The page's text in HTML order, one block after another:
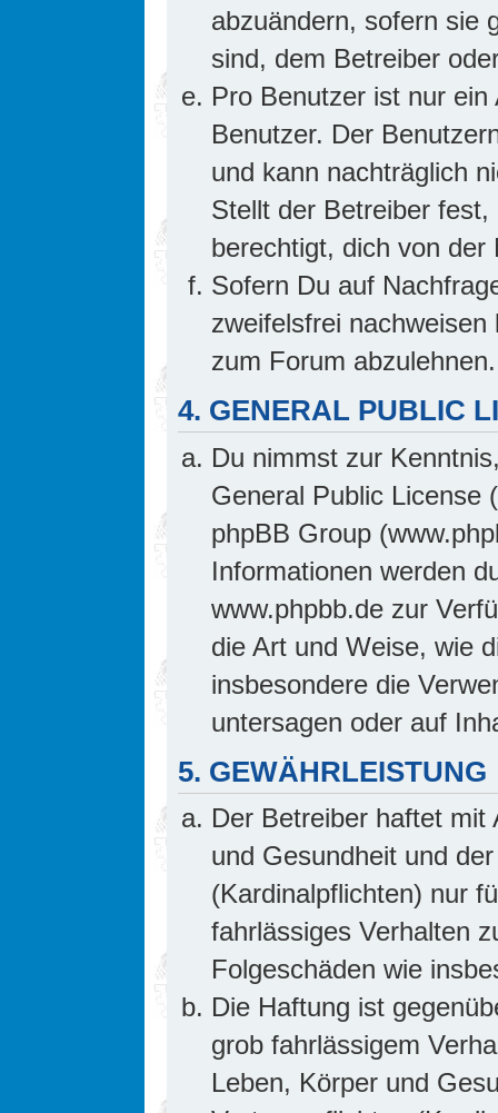
abzuändern, sofern sie
sind, dem Betreiber
Pro Benutzer ist nur
Benutzer. Der
und kann nachträglich
Stellt der Betreiber
berechtigt, dich von
Sofern Du auf
zweifelsfrei
zum Forum abzulehnen.
4. GENERAL PUBLIC
Du nimmst zur
General Public License
phpBB Group
Informationen werden
www.phpbb.de zur
die Art und Weise, wie
insbesondere die
untersagen oder auf
5. GEWÄHRLEISTUNG
Der Betreiber haftet mit
und Gesundheit und
(Kardinalpflichten) nur
fahrlässiges Verhalten
Folgeschäden wie
Die Haftung ist
grob fahrlässigem
Leben, Körper und